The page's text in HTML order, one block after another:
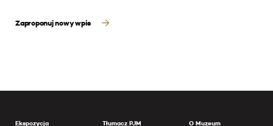
Zaproponuj nowy wpis
Ekspozycja Tłumacz PJM O Muzeum